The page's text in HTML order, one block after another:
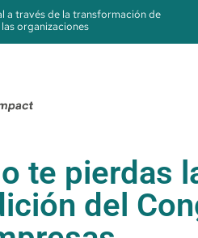
a través de la transformación de
organizaciones
te pierdas
del